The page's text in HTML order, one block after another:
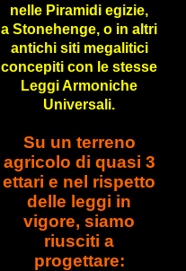
nelle Piramidi egizie,
a Stonehenge, o in altri
antichi siti megalitici
concepiti con le stesse
Leggi Armoniche
Universali.
Su un terreno
agricolo di quasi 3
ettari e nel rispetto
delle leggi in
vigore, siamo
riusciti a
progettare: